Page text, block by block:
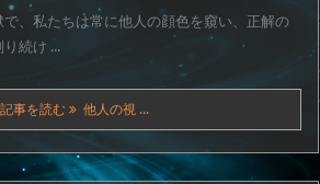
、私たちは常に他人の顔色を窺い、正解の
続け ...
記事を読む 他人の視 ...